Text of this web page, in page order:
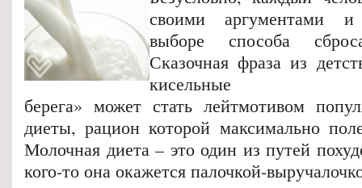
своими аргументами
выборе способа
Сказочная фраза из
кисельные
берега» может стать лейтмотивом
диеты, рацион которой максимально
Молочная диета – это один из путей
кого-то она окажется палочкой-